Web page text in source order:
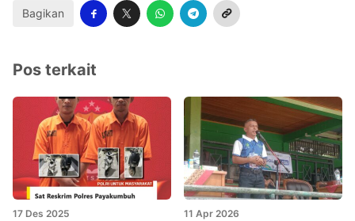
Bagikan
Pos terkait
17 Des 2025 11 Apr 2026